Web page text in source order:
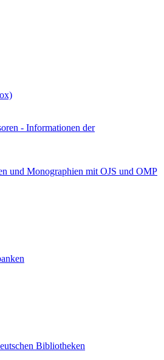
- Informationen der
und Monographien mit OJS und OMP
Bibliotheken